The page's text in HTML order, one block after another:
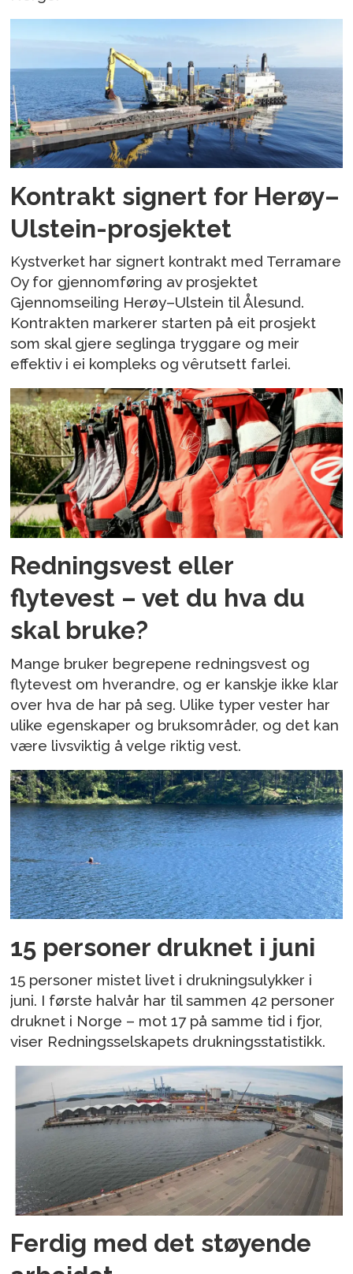
Kontrakt signert for Herøy–
Ulstein-prosjektet
Kystverket har signert kontrakt med Terramare
Oy for gjennomføring av prosjektet
Gjennomseiling Herøy–Ulstein til Ålesund.
Kontrakten markerer starten på eit prosjekt
som skal gjere seglinga tryggare og meir
effektiv i ei kompleks og vêrutsett farlei.
Redningsvest eller
flytevest – vet du hva du
skal bruke?
Mange bruker begrepene redningsvest og
flytevest om hverandre, og er kanskje ikke klar
over hva de har på seg. Ulike typer vester har
ulike egenskaper og bruksområder, og det kan
være livsviktig å velge riktig vest.
15 personer druknet i juni
15 personer mistet livet i drukningsulykker i
juni. I første halvår har til sammen 42 personer
druknet i Norge – mot 17 på samme tid i fjor,
viser Redningsselskapets drukningsstatistikk.
Ferdig med det støyende